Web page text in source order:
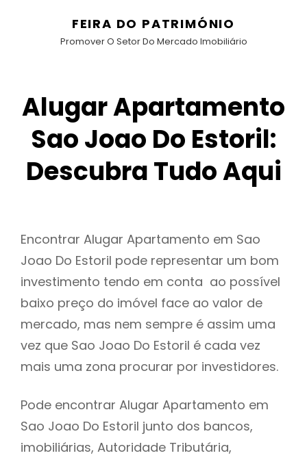
FEIRA DO PATRIMÓNIO
Promover O Setor Do Mercado Imobiliário
Alugar Apartamento
Sao Joao Do Estoril:
Descubra Tudo Aqui
Encontrar Alugar Apartamento em Sao
Joao Do Estoril pode representar um bom
investimento tendo em conta ao possível
baixo preço do imóvel face ao valor de
mercado, mas nem sempre é assim uma
vez que Sao Joao Do Estoril é cada vez
mais uma zona procurar por investidores.
Pode encontrar Alugar Apartamento em
Sao Joao Do Estoril junto dos bancos,
imobiliárias, Autoridade Tributária,